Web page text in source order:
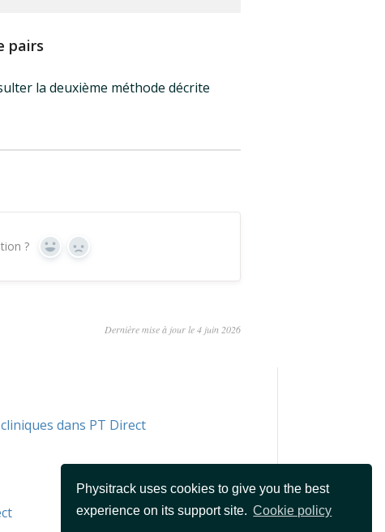
Physitrack uses cookies to give you the best
experience on its support site. Cookie policy
pairs
la deuxième méthode décrite
? Oui Non
Dernière mise à jour le 4 juin 2026
dans PT Direct